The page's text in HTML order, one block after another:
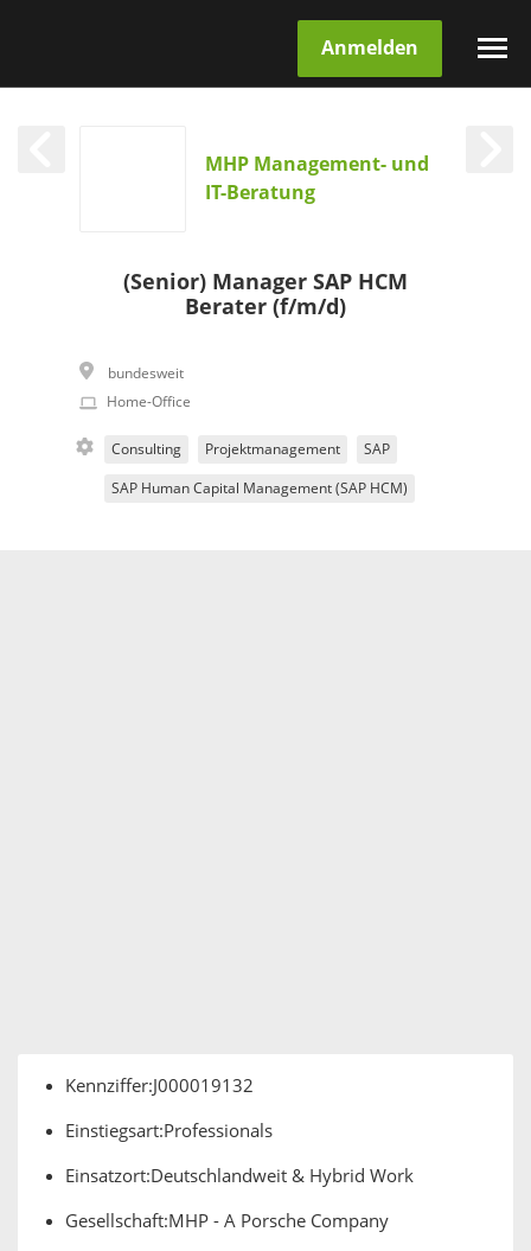
Anmelden
MHP Management- und
IT-Beratung
(Senior) Manager SAP HCM
Berater (f/m/d)
bundesweit
Home-Office
Consulting Projektmanagement SAP
SAP Human Capital Management (SAP HCM)
Kennziffer:J000019132
Einstiegsart:Professionals
Einsatzort:Deutschlandweit & Hybrid Work
Gesellschaft:MHP - A Porsche Company